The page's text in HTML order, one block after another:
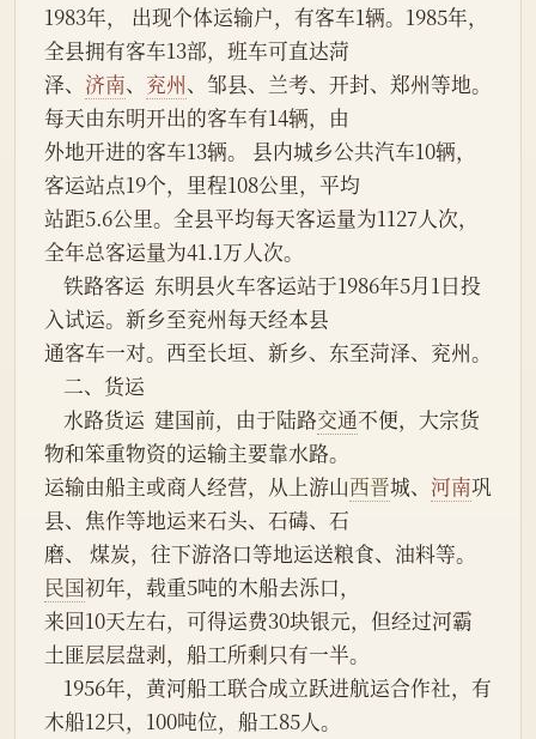
1983年， 出现个体运输户，有客车1辆。1985年，
全县拥有客车13部，班车可直达菏
泽、 济南、 兖州、邹县、兰考、开封、郑州等地。
每天由东明开出的客车有14辆，由
外地开进的客车13辆。 县内城乡公共汽车10辆，
客运站点19个，里程108公里，平均
站距5.6公里。全县平均每天客运量为1127人次，
全年总客运量为41.1万人次。
入试运。新乡至兖州每天经本县
通客车一对。西至长垣、新乡、东至菏泽、兖州。
    二、货运
    水路货运  建国前，由于陆路
交通不便，大宗货
物和笨重物资的运输主要靠水路。
运输由船主或商人经营，从上游山西晋城、 河南巩
县、焦作等地运来石头、石碡、石
磨、 煤炭，往下游洛口等地运送粮食、油料等。
民国初年，载重5吨的木船去泺口，
来回10天左右，可得运费30块银元，但经过河霸
土匪层层盘剥，船工所剩只有一半。
木船12只，100吨位，船工85人。